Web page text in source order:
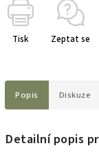
Tisk Zeptat se
Popis Diskuze
Detailní popis